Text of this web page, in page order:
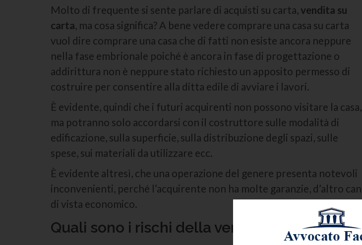
Molto di frequente si sente parlare di acquisti su carta, vendita su
carta, ma cosa significa? A bene vedere comprare una casa su carta
vuol dire comprare una casa che di fatti non esiste ancora neppure
nella fase embrionale poiché è ancora in fase di progettazione o
addirittura non è neppure stato richiesto un apposito permesso di
costruire per consentire alla ditta edile di avviare i lavori.
È evidente, quindi che i futuri acquirenti non possono visitare la casa,
ma potranno solo accordarsi con il costruttore sulle modalità di
edificazione, sulla superficie, sulla distribuzione degli spazi, sulle
spese, sui materiali da utilizzare ecc.
È evidente altresì, che una operazione del genere presenta notevoli
inconvenienti, perché l’acquirente non ha molte garanzie, d’altro
di vista economico.
Quali sono i rischi della vendita su carta